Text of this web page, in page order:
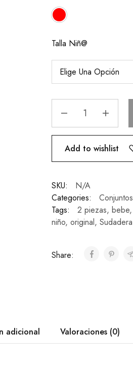
Talla Niñ@
Add to wishlist
SKU:
N/A
Categories:
Conjuntos
Tags:
2 piezas, bebe,
niño, original, Sudadera
Share:
adicional Valoraciones (0)